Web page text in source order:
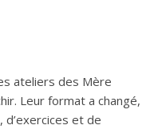
ateliers des Mère
Leur format a changé,
d’exercices et de